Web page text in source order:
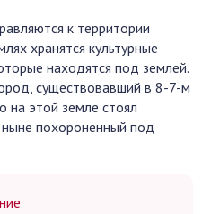
к территории
хранятся культурные
находятся под землей.
существовавший в 8-7-м
на этой земле стоял
похороненный под